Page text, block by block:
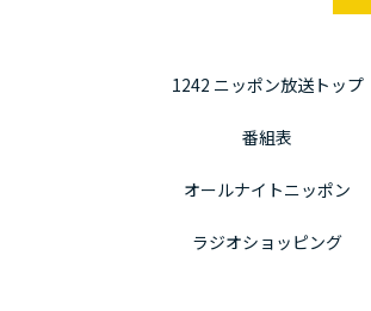
1242 ニッポン放送トップ
番組表
オールナイトニッポン
ラジオショッピング